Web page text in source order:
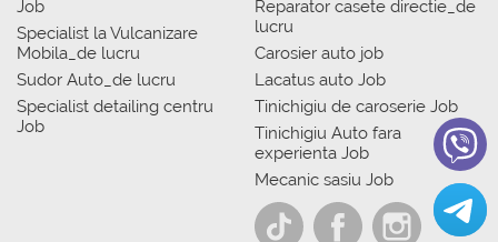
Job
Specialist la Vulcanizare
Mobila_de lucru
Sudor Auto_de lucru
Specialist detailing centru
Job
Reparator casete directie_de
lucru
Carosier auto job
Lacatus auto Job
Tinichigiu de caroserie Job
Tinichigiu Auto fara
experienta Job
Mecanic sasiu Job